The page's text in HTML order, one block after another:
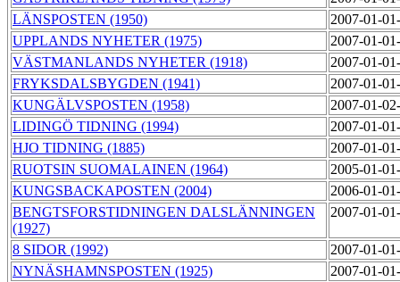
LÄNSPOSTEN (1950)
2007-01-
UPPLANDS NYHETER (1975)
2007-01-
VÄSTMANLANDS NYHETER (1918)
2007-01-
FRYKSDALSBYGDEN (1941)
2007-01-
KUNGÄLVSPOSTEN (1958)
2007-01-
LIDINGÖ TIDNING (1994)
2007-01-
HJO TIDNING (1885)
2007-01-
RUOTSIN SUOMALAINEN (1964)
2005-01-
KUNGSBACKAPOSTEN (2004)
2006-01-
BENGTSFORSTIDNINGEN DALSLÄNNINGEN
(1927)
2007-01-
8 SIDOR (1992)
2007-01-
NYNÄSHAMNSPOSTEN (1925)
2007-01-